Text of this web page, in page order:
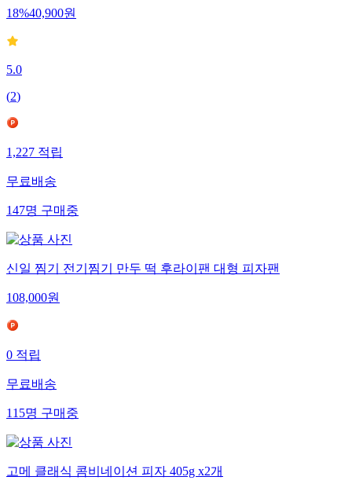
18%40,900원
5.0
(2)
1,227적립
무료배송
147명구매중
신일 찜기 전기찜기 만두 떡 후라이팬 대형 피자팬
108,000원
0적립
무료배송
115명구매중
고메 클래식 콤비네이션 피자 405g x2개